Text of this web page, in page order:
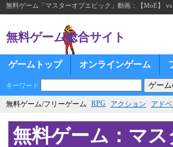
無料ゲーム「マスターオブエピック」動画：【MoE】 vs
無料ゲーム総合サイト
ゲームトップ オンラインゲーム
キーワード
無料ゲーム/フリーゲーム RPG アクション アド
無料ゲーム：マ